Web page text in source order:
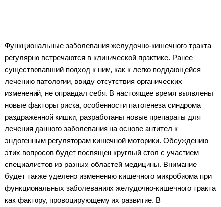
Функциональные заболевания желудочно-кишечного тракта
регулярно встречаются в клинической практике. Ранее
существовавший подход к ним, как к легко поддающейся
лечению патологии, ввиду отсутствия органических
изменений, не оправдал себя. В настоящее время выявлены
новые факторы риска, особенности патогенеза синдрома
раздраженной кишки, разработаны новые препараты для
лечения данного заболевания на основе антител к
эндогенным регуляторам кишечной моторики. Обсуждению
этих вопросов будет посвящен круглый стол с участием
специалистов из разных областей медицины. Внимание
будет также уделено изменению кишечного микробиома при
функциональных заболеваниях желудочно-кишечного тракта
как фактору, провоцирующему их развитие. В